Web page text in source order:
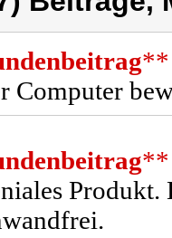
**
Computer
**